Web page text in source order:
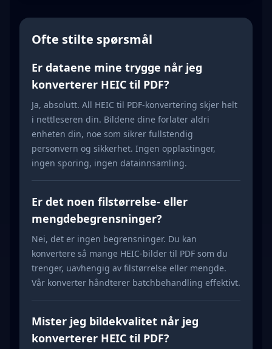
Ofte stilte spørsmål
Er dataene mine trygge når jeg
konverterer HEIC til PDF?
Ja, absolutt. All HEIC til PDF-konvertering skjer helt
i nettleseren din. Bildene dine forlater aldri
enheten din, noe som sikrer fullstendig
personvern og sikkerhet. Ingen opplastinger,
ingen sporing, ingen datainnsamling.
Er det noen filstørrelse- eller
mengdebegrensninger?
Nei, det er ingen begrensninger. Du kan
konvertere så mange HEIC-bilder til PDF som du
trenger, uavhengig av filstørrelse eller mengde.
Vår konverter håndterer batchbehandling effektivt.
Mister jeg bildekvalitet når jeg
konverterer HEIC til PDF?